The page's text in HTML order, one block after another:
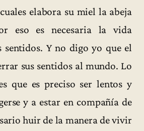
elabora su miel la abeja
eso es necesaria la vida
Y no digo yo que el
sus sentidos al mundo. Lo
que es preciso ser lentos y
y a estar en compañía de
huir de la manera de vivir